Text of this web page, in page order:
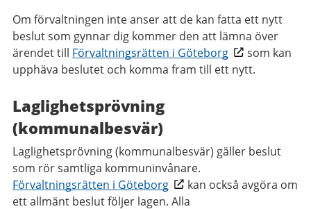
Om förvaltningen inte anser att de kan fatta ett nytt
beslut som gynnar dig kommer den att lämna över
ärendet till Förvaltningsrätten i Göteborg
som kan
upphäva beslutet och komma fram till ett nytt.
Laglighetsprövning
(kommunalbesvär)
Laglighetsprövning (kommunalbesvär) gäller beslut
som rör samtliga kommuninvånare.
Förvaltningsrätten i Göteborg
kan också avgöra om
ett allmänt beslut följer lagen. Alla